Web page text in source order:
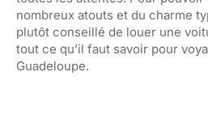
nombreux atouts et du charme
plutôt conseillé de louer une
tout ce qu’il faut savoir pour
Guadeloupe.